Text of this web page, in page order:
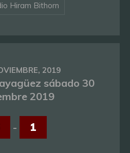
Hiram Bithorn
2019
sábado 30
2019
- 1